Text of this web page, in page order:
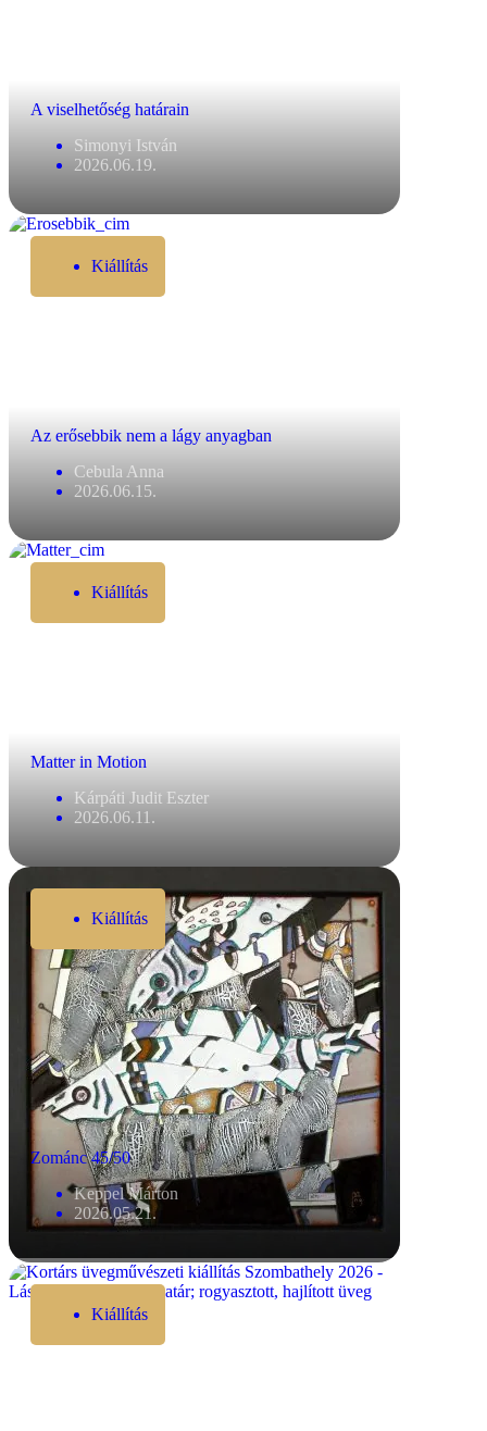
A viselhetőség határain
Simonyi István
2026.06.19.
Kiállítás
Az erősebbik nem a lágy anyagban
Cebula Anna
2026.06.15.
Kiállítás
Matter in Motion
Kárpáti Judit Eszter
2026.06.11.
Kiállítás
Zománc 45/50
Keppel Márton
2026.05.21.
Kiállítás